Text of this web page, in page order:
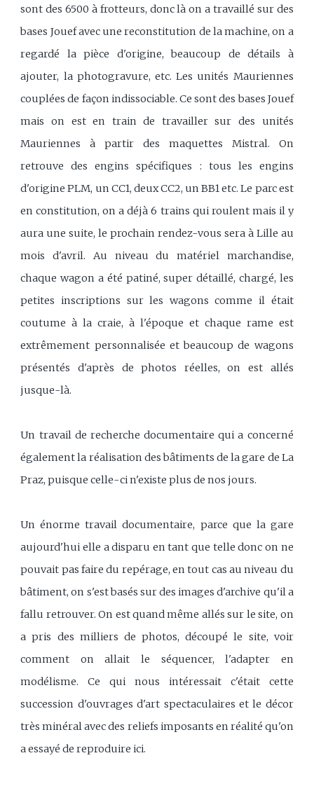
sont des 6500 à frotteurs, donc là on a travaillé sur des
bases Jouef avec une reconstitution de la machine, on a
regardé la pièce d'origine, beaucoup de détails à
ajouter, la photogravure, etc. Les unités Mauriennes
couplées de façon indissociable. Ce sont des bases Jouef
mais on est en train de travailler sur des unités
Mauriennes à partir des maquettes Mistral. On
retrouve des engins spécifiques : tous les engins
d'origine PLM, un CC1, deux CC2, un BB1 etc. Le parc est
en constitution, on a déjà 6 trains qui roulent mais il y
aura une suite, le prochain rendez-vous sera à Lille au
mois d'avril. Au niveau du matériel marchandise,
chaque wagon a été patiné, super détaillé, chargé, les
petites inscriptions sur les wagons comme il était
coutume à la craie, à l'époque et chaque rame est
extrêmement personnalisée et beaucoup de wagons
présentés d'après de photos réelles, on est allés
jusque-là.
Un travail de recherche documentaire qui a concerné
également la réalisation des bâtiments de la gare de La
Praz, puisque celle-ci n'existe plus de nos jours.
Un énorme travail documentaire, parce que la gare
aujourd'hui elle a disparu en tant que telle donc on ne
pouvait pas faire du repérage, en tout cas au niveau du
bâtiment, on s'est basés sur des images d'archive qu'il a
fallu retrouver. On est quand même allés sur le site, on
a pris des milliers de photos, découpé le site, voir
comment on allait le séquencer, l'adapter en
modélisme. Ce qui nous intéressait c'était cette
succession d'ouvrages d'art spectaculaires et le décor
très minéral avec des reliefs imposants en réalité qu'on
a essayé de reproduire ici.